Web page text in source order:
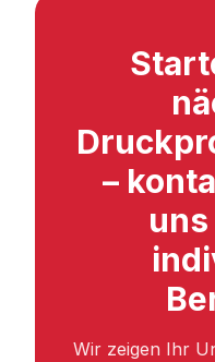
–
Wir zeigen Ihr